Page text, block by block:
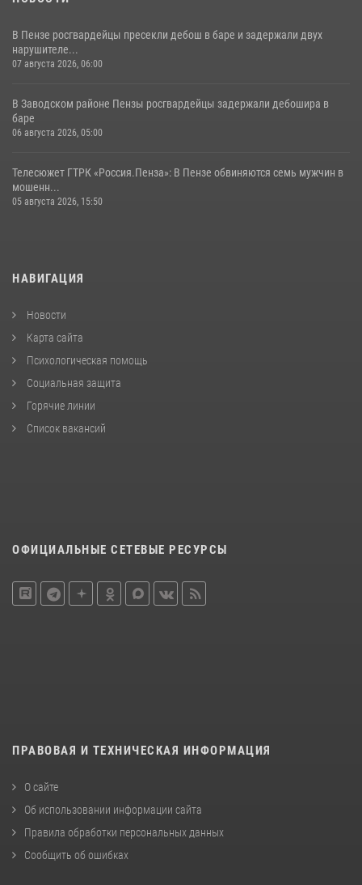
В Пензе росгвардейцы пресекли дебош в баре и задержали двух
нарушителе...
07 августа 2026, 06:00
В Заводском районе Пензы росгвардейцы задержали дебошира в
баре
06 августа 2026, 05:00
Телесюжет ГТРК «Россия.Пенза»: В Пензе обвиняются семь мужчин в
мошенн...
05 августа 2026, 15:50
НАВИГАЦИЯ
Новости
Карта сайта
Психологическая помощь
Социальная защита
Горячие линии
Список вакансий
ОФИЦИАЛЬНЫЕ СЕТЕВЫЕ РЕСУРСЫ
ПРАВОВАЯ И ТЕХНИЧЕСКАЯ ИНФОРМАЦИЯ
О сайте
Об использовании информации сайта
Правила обработки персональных данных
Сообщить об ошибках